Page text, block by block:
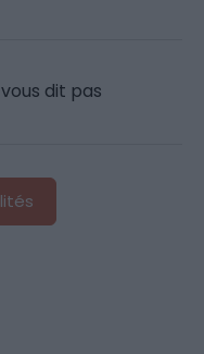
dit pas